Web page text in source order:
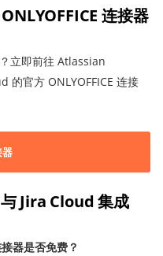
连接器
立即前往 Atlassian
的官方 ONLYOFFICE 连接
Jira Cloud 集成
器是否免费？